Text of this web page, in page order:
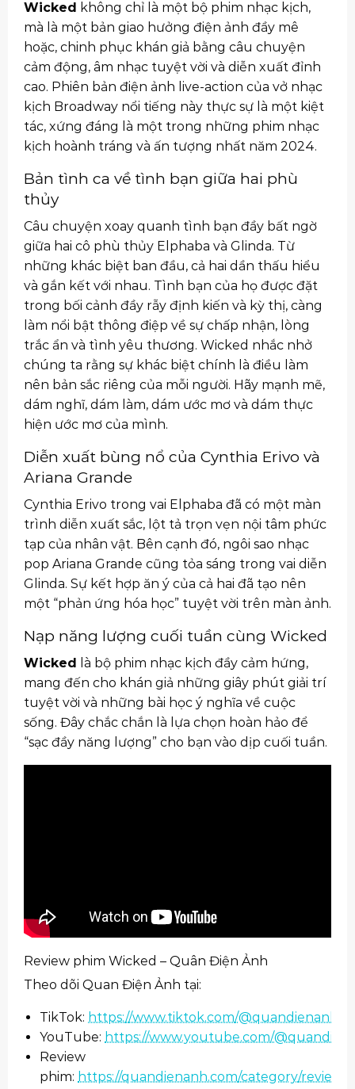
Wicked không chỉ là một bộ phim nhạc kịch,
mà là một bản giao hưởng điện ảnh đầy mê
hoặc, chinh phục khán giả bằng câu chuyện
cảm động, âm nhạc tuyệt vời và diễn xuất đỉnh
cao. Phiên bản điện ảnh live-action của vở nhạc
kịch Broadway nổi tiếng này thực sự là một kiệt
tác, xứng đáng là một trong những phim nhạc
kịch hoành tráng và ấn tượng nhất năm 2024.
Bản tình ca về tình bạn giữa hai phù
thủy
Câu chuyện xoay quanh tình bạn đầy bất ngờ
giữa hai cô phù thủy Elphaba và Glinda. Từ
những khác biệt ban đầu, cả hai dần thấu hiểu
và gắn kết với nhau. Tình bạn của họ được đặt
trong bối cảnh đầy rẫy định kiến và kỳ thị, càng
làm nổi bật thông điệp về sự chấp nhận, lòng
trắc ẩn và tình yêu thương. Wicked nhắc nhở
chúng ta rằng sự khác biệt chính là điều làm
nên bản sắc riêng của mỗi người. Hãy mạnh mẽ,
dám nghĩ, dám làm, dám ước mơ và dám thực
hiện ước mơ của mình.
Diễn xuất bùng nổ của Cynthia Erivo và
Ariana Grande
Cynthia Erivo trong vai Elphaba đã có một màn
trình diễn xuất sắc, lột tả trọn vẹn nội tâm phức
tạp của nhân vật. Bên cạnh đó, ngôi sao nhạc
pop Ariana Grande cũng tỏa sáng trong vai diễn
Glinda. Sự kết hợp ăn ý của cả hai đã tạo nên
một “phản ứng hóa học” tuyệt vời trên màn ảnh.
Nạp năng lượng cuối tuần cùng Wicked
Wicked
là bộ phim nhạc kịch đầy cảm hứng,
mang đến cho khán giả những giây phút giải trí
tuyệt vời và những bài học ý nghĩa về cuộc
sống. Đây chắc chắn là lựa chọn hoàn hảo để
“sạc đầy năng lượng” cho bạn vào dịp cuối tuần.
Review phim Wicked – Quân Điện Ảnh
Theo dõi Quan Điện Ảnh tại:
TikTok: https://www.ti ktok.com/@quandienanh
YouTube: https://www.youtube.com/
Review
phim: https://quandienanh.com/category/review-